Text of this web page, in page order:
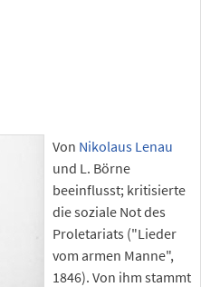
Von Nikolaus Lenau
und L. Börne
beeinflusst; kritisierte
die soziale Not des
Proletariats ("Lieder
vom armen Manne",
1846). Von ihm stammt